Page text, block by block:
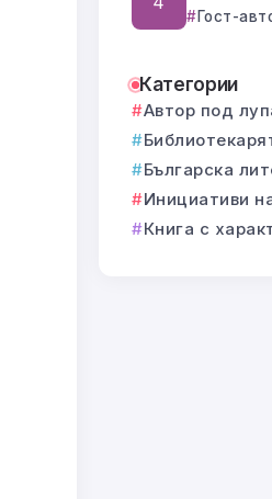
Гост-
Категории
Автор под
Българска
Инициативи
Книга с